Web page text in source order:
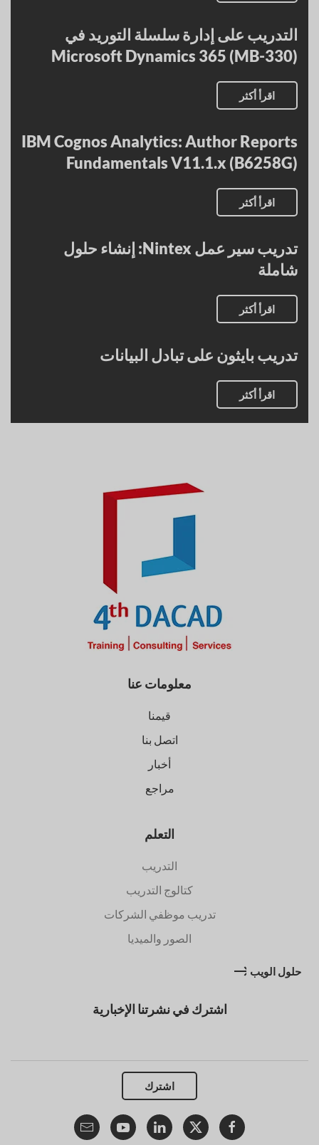
التدريب على إدارة سلسلة التوريد في
Microsoft Dynamics 365 (MB-330)
اقرأ أكثر
IBM Cognos Analytics: Author Reports
Fundamentals V11.1.x (B6258G)
اقرأ أكثر
تدريب سير عمل Nintex: إنشاء حلول
شاملة
اقرأ أكثر
تدريب بايثون على تبادل البيانات
اقرأ أكثر
معلومات عنا
قيمنا
اتصل بنا
أخبار
مراجع
التعلم
التدريب
كتالوج التدريب
تدريب موظفي الشركات
الصور والميديا
حلول الويب
اشترك في نشرتنا الإخبارية
اشترك